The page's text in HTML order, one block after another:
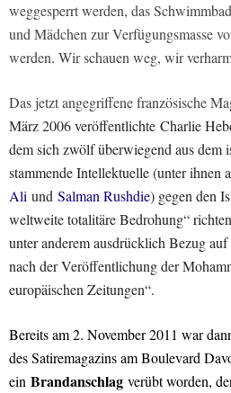
weggesperrt werden, das
und Mädchen zur Verfügungsmasse
werden. Wir schauen weg, wir
Das jetzt angegriffene französische
März 2006 veröffentlichte Charlie
dem sich zwölf überwiegend aus dem
stammende Intellektuelle (unter ihnen
Ali und Salman Rushdie) gegen den
weltweite totalitäre Bedrohung“
unter anderem ausdrücklich Bezug
nach der Veröffentlichung der
europäischen Zeitungen“.
Bereits am 2. November 2011 war
des Satiremagazins am Boulevard
ein Brandanschlag verübt worden,